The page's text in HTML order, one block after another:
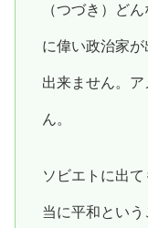
（つづき）ど
に偉い政治家
出来ません。
ん。
ソビエトに出
当に平和とい